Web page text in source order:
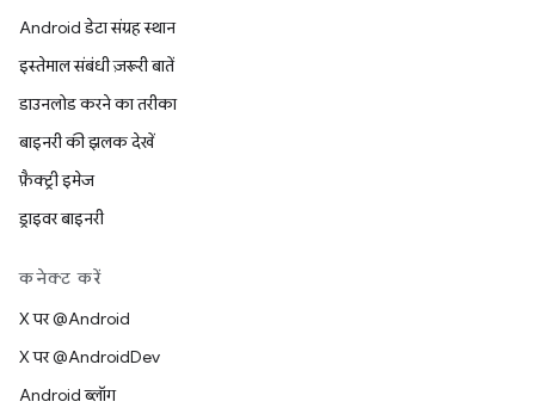
Android डेटा संग्रह स्थान
इस्तेमाल संबंधी ज़रूरी बातें
डाउनलोड करने का तरीका
बाइनरी की झलक देखें
फ़ैक्ट्री इमेज
ड्राइवर बाइनरी
कनेक्ट करें
X पर @Android
X पर @AndroidDev
Android ब्लॉग